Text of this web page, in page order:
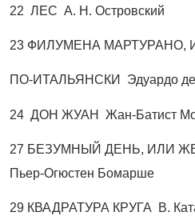
22 ЛЕС А. Н. Островский
23 ФИЛУМЕНА МАРТУРАНО,
ПО-ИТАЛЬЯНСКИ Эдуардо
24 ДОН ЖУАН Жан-Батист
27 БЕЗУМНЫЙ ДЕНЬ, ИЛИ
Пьер-Огюстен Бомарше
29 КВАДРАТУРА КРУГА В.